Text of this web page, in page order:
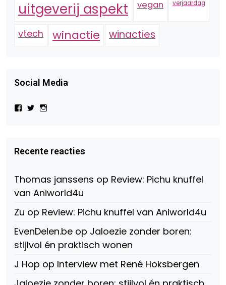
uitgeverij aspekt vegan verjaardag
vtech winactie winacties
Social Media
Bekijk
Beauty-
147775071915783/?
Facebook
Bekijk
op
Twitter
op
Instagram
Recente reacties
Thomas janssens op Review: Pichu knuffel
van Aniworld4u
Zu op Review: Pichu knuffel van Aniworld4u
EvenDelen.be op Jaloezie zonder boren:
stijlvol én praktisch wonen
J Hop op Interview met René Hoksbergen